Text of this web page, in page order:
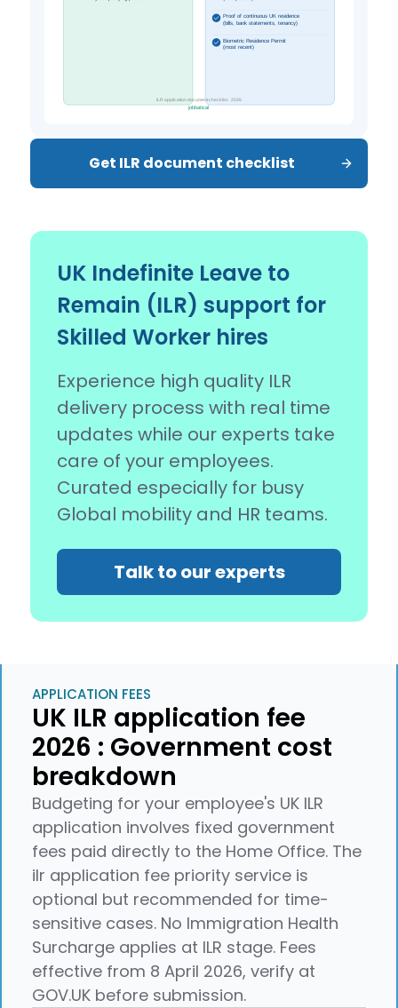
Get ILR document checklist
UK Indefinite Leave to
Remain (ILR) support for
Skilled Worker hires
Experience high quality ILR
delivery process with real time
updates while our experts take
care of your employees.
Curated especially for busy
Global mobility and HR teams.
Talk to our experts
APPLICATION FEES
UK ILR application fee
2026 : Government cost
breakdown
Budgeting for your employee's UK ILR
application involves fixed government
fees paid directly to the Home Office. The
ilr application fee priority service is
optional but recommended for time-
sensitive cases. No Immigration Health
Surcharge applies at ILR stage. Fees
effective from 8 April 2026, verify at
GOV.UK before submission.